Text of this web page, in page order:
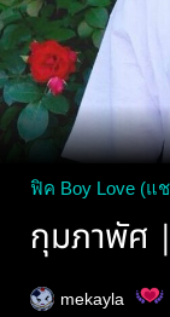
ฟิค Boy Love (แ
กุมภาพัศ
mekayla